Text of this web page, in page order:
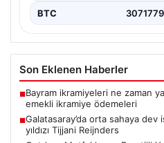
BTC 3071779
Son Eklenen Haberler
■Bayram ikramiyeleri ne zaman
emekli ikramiye ödemeleri
■Galatasaray’da orta sahaya dev
yıldızı Tijjani Reijnders